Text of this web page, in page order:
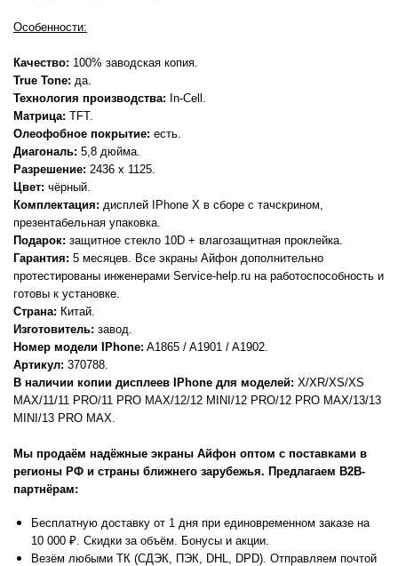
Особенности:
Качество: 100% заводская копия.
True Tone: да.
Технология производства: In-Cell.
Матрица: TFT.
Олеофобное покрытие: есть.
Диагональ: 5,8 дюйма.
Разрешение: 2436 x 1125.
Цвет: чёрный.
Комплектация: дисплей IPhone X в сборе с тачскрином,
презентабельная упаковка.
Подарок: защитное стекло 10D + влагозащитная проклейка.
Гарантия: 5 месяцев. Все экраны Айфон дополнительно
протестированы инженерами Service-help.ru на работоспособность и
готовы к установке.
Страна: Китай.
Изготовитель: завод.
Номер модели IPhone: A1865 / A1901 / A1902.
Артикул: 370788.
В наличии копии дисплеев IPhone для моделей: X/XR/XS/XS
MAX/11/11 PRO/11 PRO MAX/12/12 MINI/12 PRO/12 PRO MAX/13/13
MINI/13 PRO MAX.
Мы продаём надёжные экраны Айфон оптом с поставками в
регионы РФ и страны ближнего зарубежья. Предлагаем В2В-
партнёрам:
Бесплатную доставку от 1 дня при единовременном заказе на
10 000 ₽. Скидки за объём. Бонусы и акции.
Везём любыми ТК (СДЭК, ПЭК, DHL, DPD). Отправляем почтой